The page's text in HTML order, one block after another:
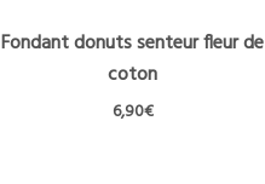
Fondant donuts senteur fleur de
coton
6,90€